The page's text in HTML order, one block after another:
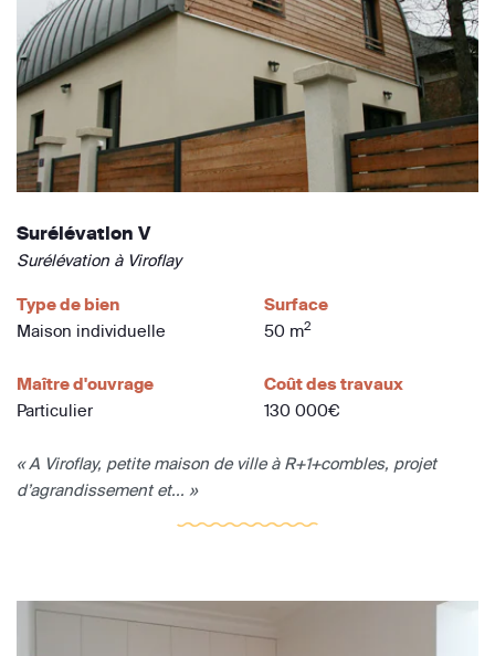
Surélévation V
Surélévation à Viroflay
Type de bien
Maison individuelle
Surface
50 m2
Maître d'ouvrage
Particulier
Coût des travaux
130 000€
« A Viroflay, petite maison de ville à R+1+combles, projet
d’agrandissement et... »